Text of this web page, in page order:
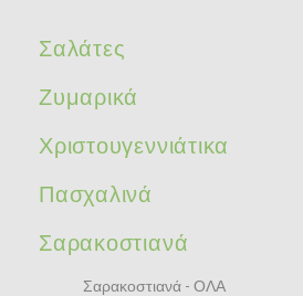
Σαλάτες
Ζυμαρικά
Χριστουγεννιάτικα
Πασχαλινά
Σαρακοστιανά
Σαρακοστιανά - ΟΛΑ